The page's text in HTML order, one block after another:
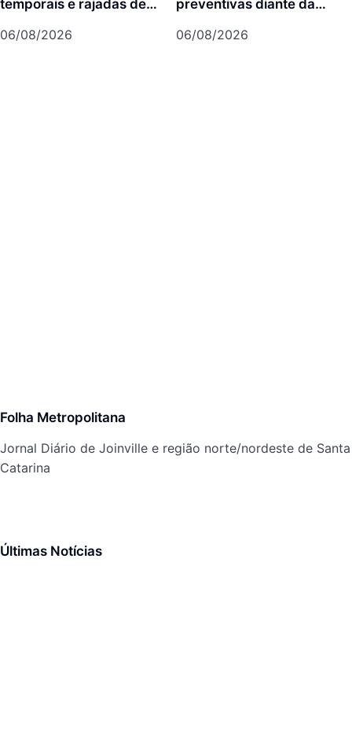
temporais e rajadas de
Joinville
06/08/2026
preventivas diante da
Niño
06/08/2026
Folha Metropolitana
Jornal Diário de Joinville e região norte/nordeste de Santa
Catarina
Últimas Notícias